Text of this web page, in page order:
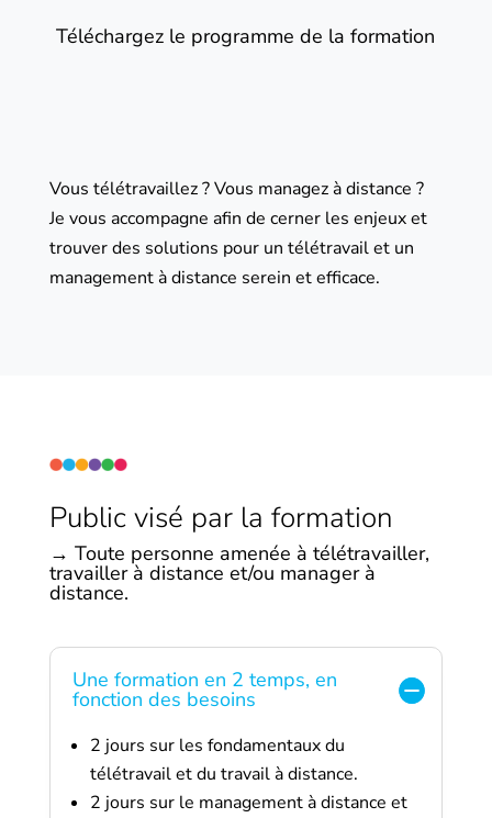
Téléchargez le programme de la formation
Vous télétravaillez ? Vous managez à distance ?
Je vous accompagne afin de cerner les enjeux et
trouver des solutions pour un télétravail et un
management à distance serein et efficace.
Public visé par la formation
→ Toute personne amenée à télétravailler,
travailler à distance et/ou manager à
distance.
Une formation en 2 temps, en
fonction des besoins
2 jours sur les fondamentaux du
télétravail et du travail à distance.
2 jours sur le management à distance et